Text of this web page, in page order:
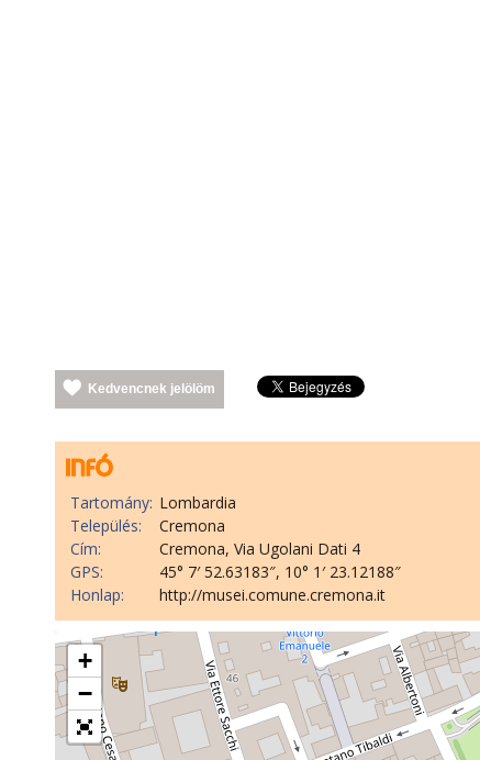
Kedvencnek jelölöm
Tartomány: Lombardia
Település:
Cremona
Cím:
Cremona, Via Ugolani Dati 4
GPS:
45° 7′ 52.63183″, 10° 1′ 23.12188″
Honlap:
http://musei.comune.cremona.it
+
−